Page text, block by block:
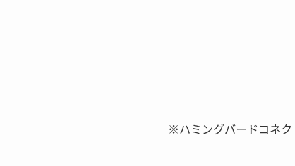
※ハミングバードコネク